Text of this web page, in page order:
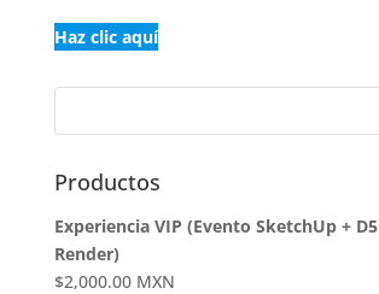
Haz clic aquí
Productos
Experiencia VIP (Evento SketchUp + D5
Render)
$2,000.00 MXN